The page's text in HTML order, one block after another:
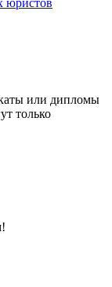
или дипломы
только